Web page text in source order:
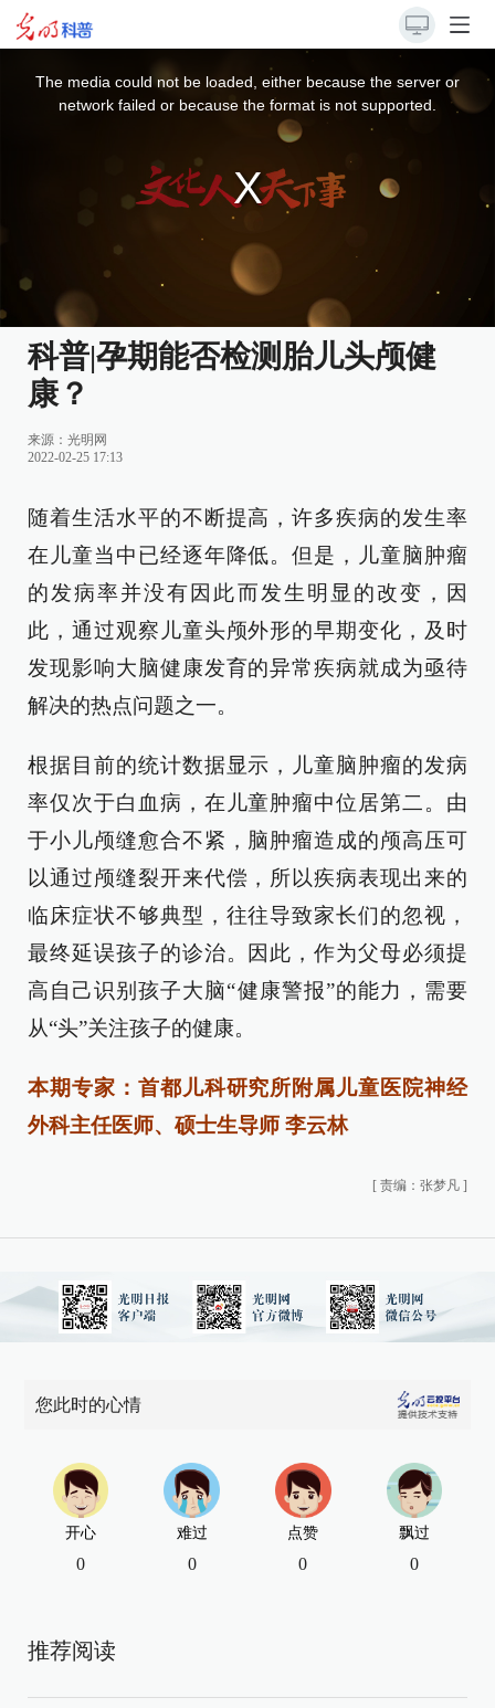
The media could not be loaded, either because the server or
network failed or because the format is not supported.
科普|孕期能否检测胎儿头颅健
康？
来源： 光明网
2022-02-25 17:13
随着生活水平的不断提高，许多疾病的发生率
在儿童当中已经逐年降低。但是，儿童脑肿瘤
的发病率并没有因此而发生明显的改变，因
此，通过观察儿童头颅外形的早期变化，及时
发现影响大脑健康发育的异常疾病就成为亟待
解决的热点问题之一。
根据目前的统计数据显示，儿童脑肿瘤的发病
率仅次于白血病，在儿童肿瘤中位居第二。由
于小儿颅缝愈合不紧，脑肿瘤造成的颅高压可
以通过颅缝裂开来代偿，所以疾病表现出来的
临床症状不够典型，往往导致家长们的忽视，
最终延误孩子的诊治。因此，作为父母必须提
高自己识别孩子大脑“健康警报”的能力，需要
从“头”关注孩子的健康。
本期专家： 首都儿科研究所附属儿童医院神经
外科主任医师、硕士生导师 李云林
[ 责编：张梦凡 ]
您此时的心情
开心
0
难过
0
点赞
0
飘过
0
推荐阅读